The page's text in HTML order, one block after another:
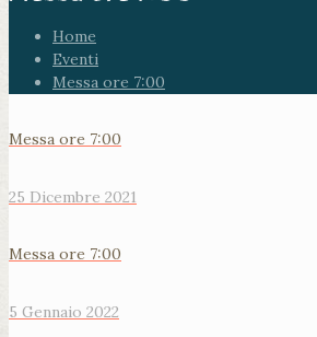
Home
Eventi
Messa ore 7:00
Messa ore 7:00
25 Dicembre 2021
Messa ore 7:00
5 Gennaio 2022